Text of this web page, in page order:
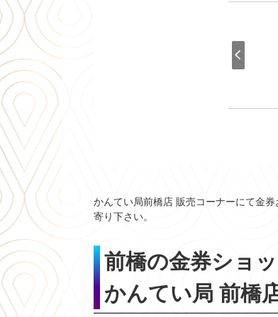
かんてい局前橋店 販売コーナーにて金
寄り下さい。
前橋の金券ショ
かんてい局 前橋